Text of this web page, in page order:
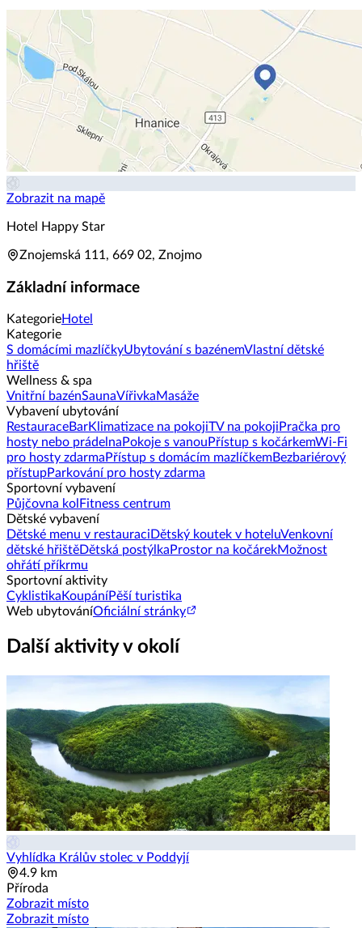
Zobrazit na mapě
Hotel Happy Star
Znojemská 111, 669 02, Znojmo
Základní informace
KategorieHotel
Kategorie
S domácími mazlíčkyUbytování s bazénemVlastní dětské
hřiště
Wellness & spa
Vnitřní bazénSaunaVířivkaMasáže
Vybavení ubytování
RestauraceBarKlimatizace na pokojiTV na pokoji Pračka pro
hosty nebo prádelna Pokoje s vanou Přístup s kočárkemWi-Fi
pro hosty zdarma Přístup s domácím mazlíčkemBezbariérový
přístupParkování pro hosty zdarma
Sportovní vybavení
Půjčovna kol Fitness centrum
Dětské vybavení
Dětské menu v restauraci Dětský koutek v hoteluVenkovní
dětské hřištěDětská postýlka Prostor na kočárekMožnost
ohřátí příkrmu
Sportovní aktivity
Cyklistika KoupáníPěší turistika
Web ubytováníOficiální stránky
Další aktivity v okolí
Vyhlídka Králův stolec v Poddyjí
4.9 km
Příroda
Zobrazit místo
Zobrazit místo